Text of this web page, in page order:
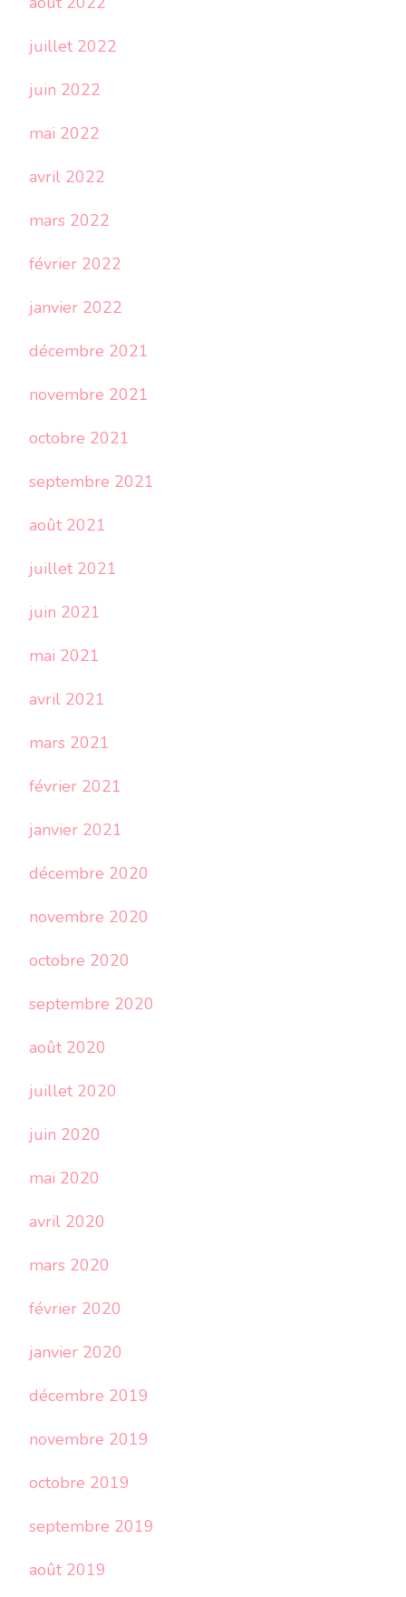
juillet 2022
juin 2022
mai 2022
avril 2022
mars 2022
février 2022
janvier 2022
décembre 2021
novembre 2021
octobre 2021
septembre 2021
août 2021
juillet 2021
juin 2021
mai 2021
avril 2021
mars 2021
février 2021
janvier 2021
décembre 2020
novembre 2020
octobre 2020
septembre 2020
août 2020
juillet 2020
juin 2020
mai 2020
avril 2020
mars 2020
février 2020
janvier 2020
décembre 2019
novembre 2019
octobre 2019
septembre 2019
août 2019